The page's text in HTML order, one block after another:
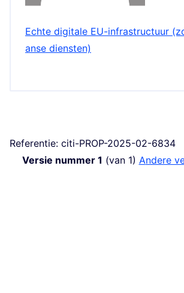
Echte digitale EU-infrastructuur
anse diensten)
Referentie: citi-PROP-2025-02-6834
Versie nummer 1 (van 1) andere